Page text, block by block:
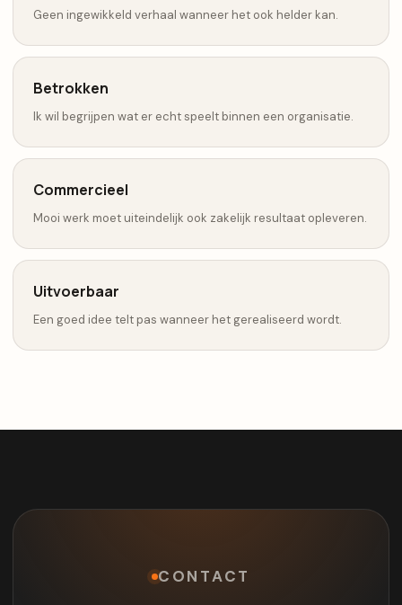
Geen ingewikkeld verhaal wanneer het ook helder kan.
Betrokken
Ik wil begrijpen wat er echt speelt binnen een organisatie.
Commercieel
Mooi werk moet uiteindelijk ook zakelijk resultaat opleveren.
Uitvoerbaar
Een goed idee telt pas wanneer het gerealiseerd wordt.
CONTACT